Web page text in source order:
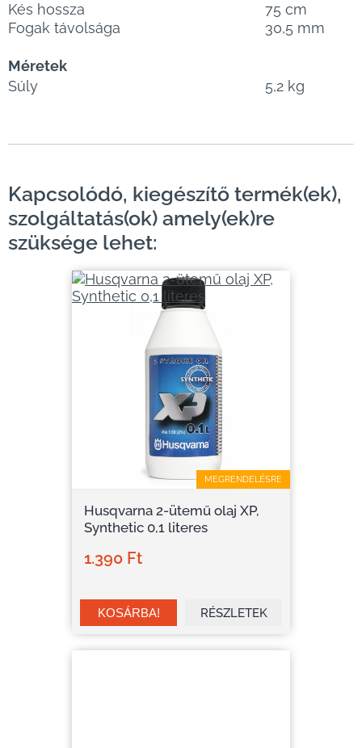
Kés hossza
75 cm
Fogak távolsága
30,5 mm
Méretek
Súly
5,2 kg
Kapcsolódó, kiegészítő termék(ek),
szolgáltatás(ok) amely(ek)re
szüksége lehet:
MEGRENDELÉSRE
Husqvarna 2-ütemű olaj XP,
Synthetic 0,1 literes
1.390 Ft
RÉSZLETEK